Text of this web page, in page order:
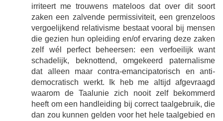
irriteert me trouwens mateloos dat over dit soort
zaken een zalvende permissiviteit, een grenzeloos
vergoelijkend relativisme bestaat vooral bij mensen
die gezien hun opleiding en/of ervaring deze zaken
zelf wél perfect beheersen: een verfoeilijk want
schadelijk, beknottend, omgekeerd paternalisme
dat alleen maar contra-emancipatorisch en anti-
democratisch werkt. Ik heb me altijd afgevraagd
waarom de Taalunie zich nooit zelf bekommerd
heeft om een handleiding bij correct taalgebruik, die
dan zou kunnen gelden voor het hele taalgebied en